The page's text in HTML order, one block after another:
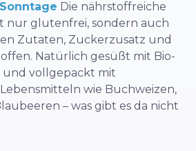
Die nährstoffreiche
nur glutenfrei, sondern auch
Zutaten, Zuckerzusatz und
Natürlich gesüßt mit Bio-
vollgepackt mit
wie Buchweizen,
– was gibt es da nicht